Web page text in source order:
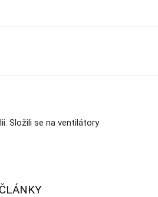
Složili se na ventilátory